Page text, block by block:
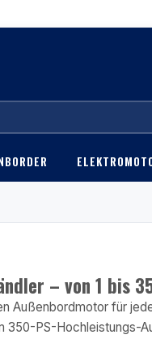
– von 1 bis
Außenbordmotor für
350-PS-Hochleistungs-